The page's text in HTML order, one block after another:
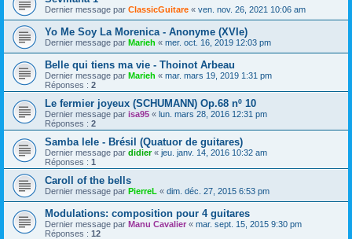
Dernier message par ClassicGuitare « ven. nov. 26, 2021 10:06 am
Yo Me Soy La Morenica - Anonyme (XVIe)
Dernier message par Marieh « mer. oct. 16, 2019 12:03 pm
Belle qui tiens ma vie - Thoinot Arbeau
Dernier message par Marieh « mar. mars 19, 2019 1:31 pm
Réponses : 2
Le fermier joyeux (SCHUMANN) Op.68 nº 10
Dernier message par isa95 « lun. mars 28, 2016 12:31 pm
Réponses : 2
Samba lele - Brésil (Quatuor de guitares)
Dernier message par didier« jeu. janv. 14, 2016 10:32 am
Réponses : 1
Caroll of the bells
Dernier message par PierreL « dim. déc. 27, 2015 6:53 pm
Modulations: composition pour 4 guitares
Dernier message par Manu Cavalier « mar. sept. 15, 2015 9:30 pm
Réponses : 12